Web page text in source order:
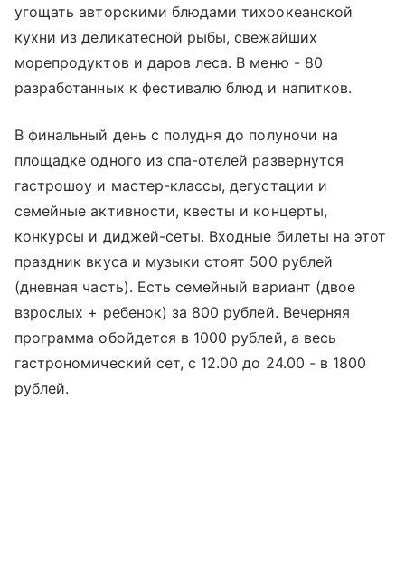
угощать авторскими блюдами тихоокеанской
кухни из деликатесной рыбы, свежайших
морепродуктов и даров леса. В меню - 80
разработанных к фестивалю блюд и напитков.
В финальный день с полудня до полуночи на
площадке одного из спа-отелей развернутся
гастрошоу и мастер-классы, дегустации и
семейные активности, квесты и концерты,
конкурсы и диджей-сеты. Входные билеты на этот
праздник вкуса и музыки стоят 500 рублей
(дневная часть). Есть семейный вариант (двое
взрослых + ребенок) за 800 рублей. Вечерняя
программа обойдется в 1000 рублей, а весь
гастрономический сет, с 12.00 до 24.00 - в 1800
рублей.